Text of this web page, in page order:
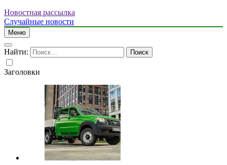
Новостная рассылка
Случайные новости
Меню
Найти:
Заголовки